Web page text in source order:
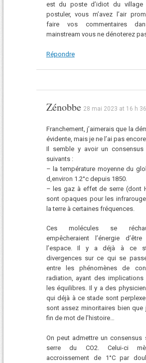
est du poste d’idiot du village
postuler, vous m’avez l’air
faire vos commentaires
mainstream vous ne dénoterez
Répondre
Zénobbe 28 mai 2023 at 16 h
Franchement, j’aimerais que la
évidente, mais je ne l’ai pas
Il semble y avoir un
suivants :
– la température moyenne du
d,environ 1.2°c depuis 1850.
– les gaz à effet de serre (dont
sont opaques pour les
la terre à certaines fréquences.
Ces molécules se
empêcheraient l’énergie
l’espace. Il y a déjà à ce
divergences sur ce qui se
entre les phénomènes de
radiation, ayant des
les équilibres. Il y a des
qui déjà à ce stade sont
sont assez minoritaires bien que
fin de mot de l’histoire…
On peut admettre un
serre du CO2. Celui-ci
accroissement de 1°C par